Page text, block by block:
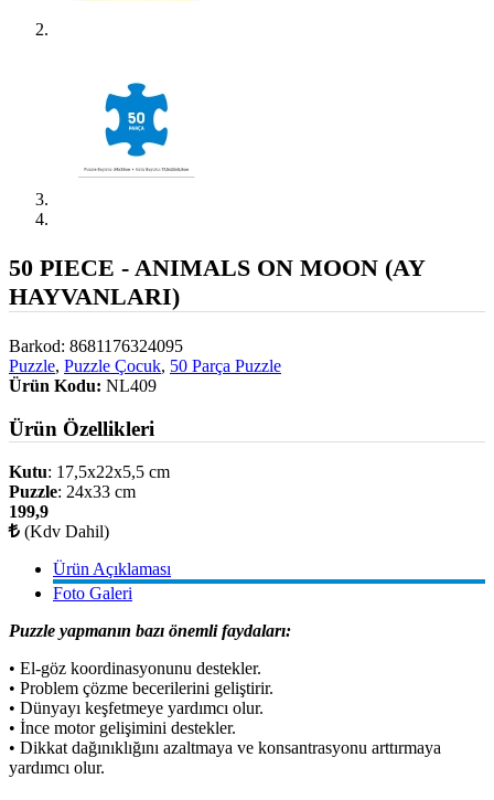
50 PIECE - ANIMALS ON MOON (AY
HAYVANLARI)
Barkod: 8681176324095
Puzzle, Puzzle Çocuk, 50 Parça Puzzle
Ürün Kodu: NL409
Ürün Özellikleri
Kutu: 17,5x22x5,5 cm
Puzzle: 24x33 cm
199,9
(Kdv Dahil)
Ürün Açıklaması
Foto Galeri
Puzzle yapmanın bazı önemli faydaları:
• El-göz koordinasyonunu destekler.
• Problem çözme becerilerini geliştirir.
• Dünyayı keşfetmeye yardımcı olur.
• İnce motor gelişimini destekler.
• Dikkat dağınıklığını azaltmaya ve konsantrasyonu arttırmaya
yardımcı olur.